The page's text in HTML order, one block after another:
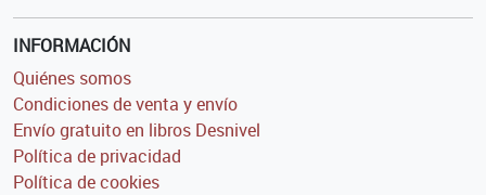
INFORMACIÓN
Quiénes somos
Condiciones de venta y envío
Envío gratuito en libros Desnivel
Política de privacidad
Política de cookies